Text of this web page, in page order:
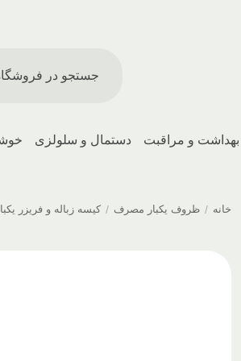
بهداشت و مراقبت دستمال و سلولزی
خانه / ظروف یکبار مصرف / کیسه زباله و فریزر